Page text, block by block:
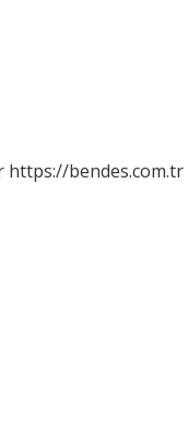
https://bendes.com.tr